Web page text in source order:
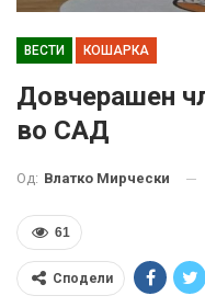
ВЕСТИ КОШАРКА
Довчерашен
во САД
Од: Влатко Мирчески
61
Сподели